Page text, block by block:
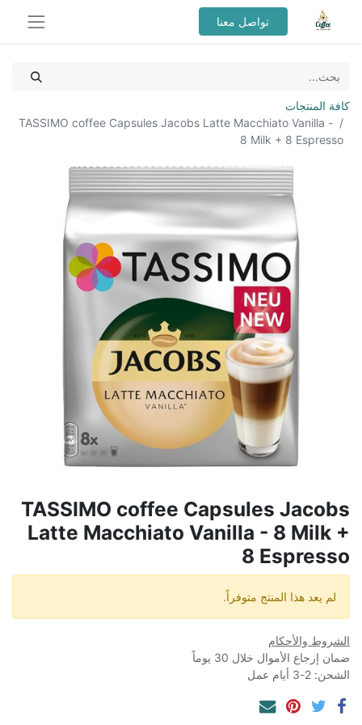
تواصل معنا
كافة المنتجات
TASSIMO coffee Capsules Jacobs Latte Macchiato Vanilla -
8 Milk + 8 Espresso
TASSIMO coffee Capsules Jacobs
Latte Macchiato Vanilla - 8 Milk +
8 Espresso
لم يعد هذا المنتج متوفراً.
الشروط والأحكام
ضمان إرجاع الأموال خلال 30 يوماً
الشحن: 2-3 أيام عمل